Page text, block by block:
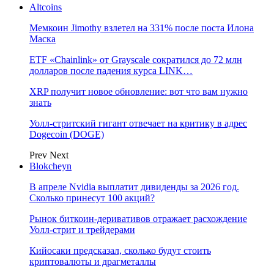
Altcoins
Мемкоин Jimothy взлетел на 331% после поста Илона
Маска
ETF «Chainlink» от Grayscale сократился до 72 млн
долларов после падения курса LINK…
XRP получит новое обновление: вот что вам нужно
знать
Уолл-стритский гигант отвечает на критику в адрес
Dogecoin (DOGE)
Prev Next
Blokcheyn
В апреле Nvidia выплатит дивиденды за 2026 год.
Сколько принесут 100 акций?
Рынок биткоин-деривативов отражает расхождение
Уолл-стрит и трейдерами
Кийосаки предсказал, сколько будут стоить
криптовалюты и драгметаллы